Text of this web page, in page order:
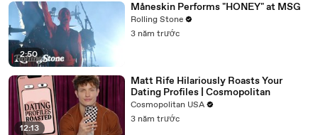
2:50
Måneskin Performs "HONEY" at MSG
Rolling Stone
3 năm trước
12:13
Matt Rife Hilariously Roasts Your
Dating Profiles | Cosmopolitan
Cosmopolitan USA
3 năm trước